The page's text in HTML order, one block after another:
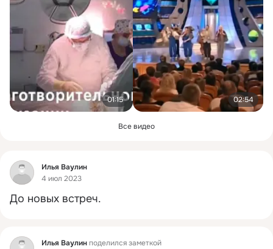
01:15 02:54
Все видео
Фид
Илья Ваулин
4 июл 2023
До новых встреч.
Фид Илья Ваулинподелился заметкой